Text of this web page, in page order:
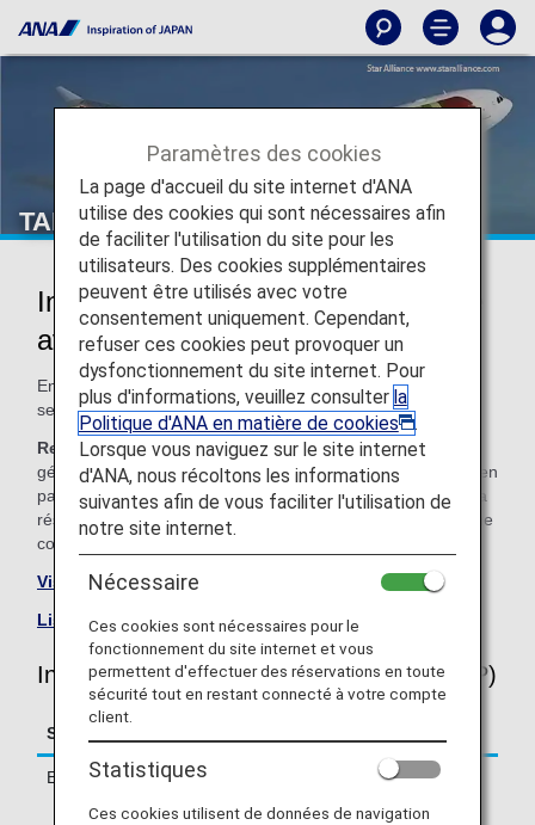
TAP Portugal (TP)
Informations sur le partage de code
avec TAP Portugal
En cas de vol ANA en partage de code, tous les services
seront ceux de la compagnie aérienne qui opère le vol.
Remarque :Dans la plupart des cas, les conditions
générales du transporteur exploitant s'appliquent aux vols en
partage de code. Veuillez vous renseigner au moment de la
réservation ou contacter directement la compagnie aérienne
concernée.
Visiter le site de TAP Portugal Airline
Liste des vols en partage de code.
Informations sur les vols TAP Portugal (TP)
Service
Enregistrement
Enregistrement au comptoir
Paramètres des cookies
La page d'accueil du site internet d'ANA
utilise des cookies qui sont nécessaires afin
de faciliter l'utilisation du site pour les
utilisateurs. Des cookies supplémentaires
peuvent être utilisés avec votre
consentement uniquement. Cependant,
refuser ces cookies peut provoquer un
dysfonctionnement du site internet. Pour
plus d'informations, veuillez consulter la
Politique d'ANA en matière de cookies
.
Lorsque vous naviguez sur le site internet
d'ANA, nous récoltons les informations
suivantes afin de vous faciliter l'utilisation de
notre site internet.
Nécessaire
Ces cookies sont nécessaires pour le
fonctionnement du site internet et vous
permettent d'effectuer des réservations en toute
sécurité tout en restant connecté à votre compte
client.
Statistiques
Ces cookies utilisent de données de navigation